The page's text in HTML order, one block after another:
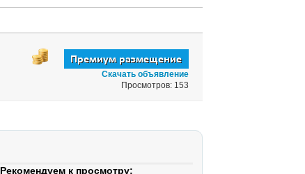
Скачать объявление
Просмотров: 153
Рекомендуем к просмотру: